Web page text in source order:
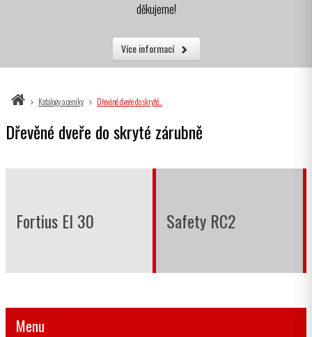
děkujeme!
Více informací
Katalogy a ceníky Dřevěné dveře do skryté…
Dřevěné dveře do skryté zárubně
Fortius EI 30 Safety RC2
Menu